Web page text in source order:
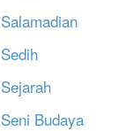
Salamadian
Sedih
Sejarah
Seni Budaya